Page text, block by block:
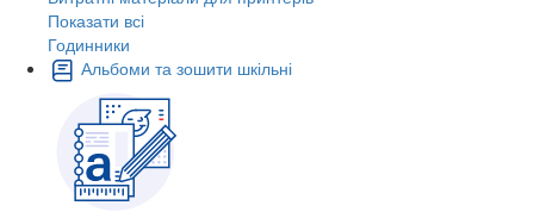
Показати всі
Годинники
Альбоми та зошити шкільні